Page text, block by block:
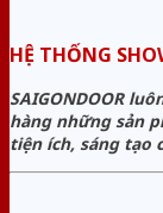
HỆ THỐNG
SAIGONDOOR
hàng những sản
tiện ích, sáng tạo